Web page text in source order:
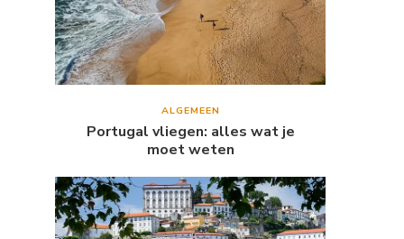
ALGEMEEN
Portugal vliegen: alles wat je
moet weten